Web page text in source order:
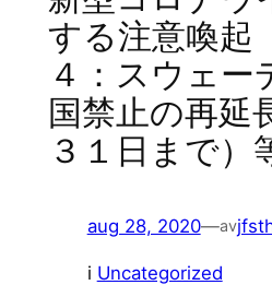
する注意喚起
４：スウェー
国禁止の再延
３１日まで）
aug 28, 2020—av
i Uncategorized